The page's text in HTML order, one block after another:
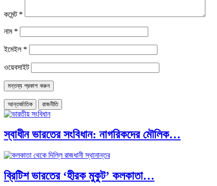
কমেন্ট *
নাম *
ইমেইল *
ওয়েবসাইট
আন্তর্জাতিক রাজনীতি
স্বাধীন ভারতের সংবিধান: নাগরিকদের মৌলিক…
ব্রিটিশ ভারতের ‘হীরক মুকুট’ কলকাতা…